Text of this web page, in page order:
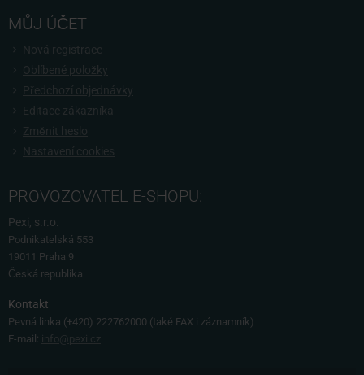
MŮJ ÚČET
Nová registrace
Oblíbené položky
Předchozí objednávky
Editace zákazníka
Změnit heslo
Nastavení cookies
PROVOZOVATEL E-SHOPU:
Pexi, s.r.o.
Podnikatelská 553
19011 Praha 9
Česká republika
Kontakt
Pevná linka (+420) 222762000 (také FAX i záznamník)
E-mail: info@pexi.cz